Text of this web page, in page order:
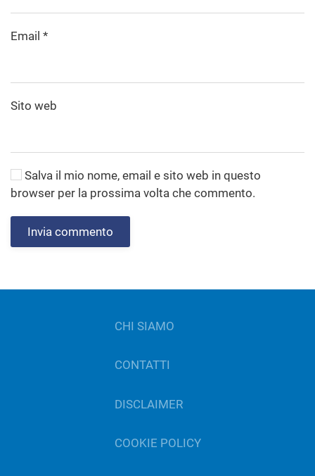
Email *
Sito web
Salva il mio nome, email e sito web in questo
browser per la prossima volta che commento.
Invia commento
CHI SIAMO
CONTATTI
DISCLAIMER
COOKIE POLICY